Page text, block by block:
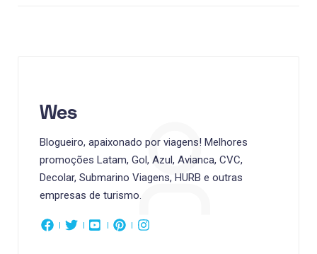
Wes
Blogueiro, apaixonado por viagens! Melhores
promoções Latam, Gol, Azul, Avianca, CVC,
Decolar, Submarino Viagens, HURB e outras
empresas de turismo.